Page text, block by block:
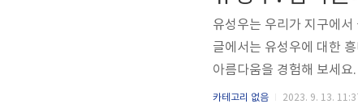
유성우는 우리가 지구에서
글에서는 유성우에 대한
아름다움을 경험해 보세
는 주로 운석이라고 불리
카테고리 없음 2023. 9. 13.